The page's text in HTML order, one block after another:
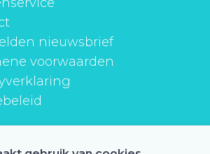
nieuwsbrief
voorwaarden